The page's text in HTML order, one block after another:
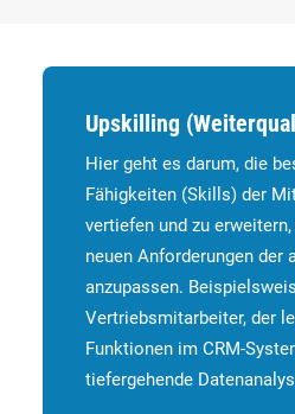
Upskilling
Hier geht es darum, die
Fähigkeiten (Skills) der
vertiefen und zu
neuen Anforderungen der
anzupassen.
Vertriebsmitarbeiter, der
Funktionen im CRM-
tiefergehende